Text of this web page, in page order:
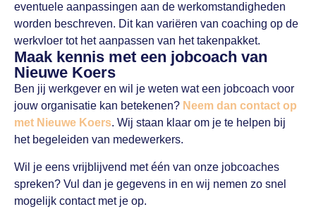
eventuele aanpassingen aan de werkomstandigheden
worden beschreven. Dit kan variëren van coaching op de
werkvloer tot het aanpassen van het takenpakket.
Maak kennis met een jobcoach van
Nieuwe Koers
Ben jij werkgever en wil je weten wat een jobcoach voor
jouw organisatie kan betekenen? Neem dan contact op
met Nieuwe Koers. Wij staan klaar om je te helpen bij
het begeleiden van medewerkers.
Wil je eens vrijblijvend met één van onze jobcoaches
spreken? Vul dan je gegevens in en wij nemen zo snel
mogelijk contact met je op.